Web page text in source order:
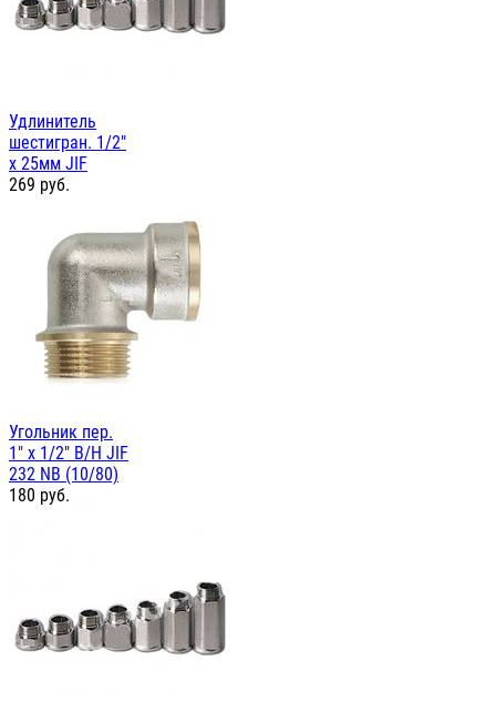
Удлинитель
шестигран. 1/2"
х 25мм JIF
269 руб.
Угольник пер.
1" х 1/2" В/Н JIF
232 NB (10/80)
180 руб.